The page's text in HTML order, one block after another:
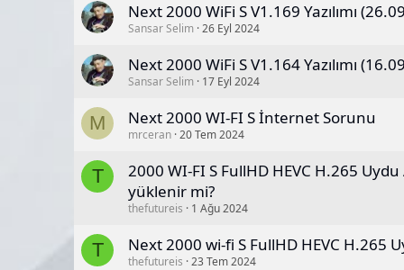
Next 2000 WiFi S V1.169 Yazılımı
Sansar Selim 26 Eyl 2024
Next 2000 WiFi S V1.164 Yazılımı
Sansar Selim 17 Eyl 2024
M Next 2000 WI-FI S İnternet Sorunu
mrceran 20 Tem 2024
T
2000 WI-FI S FullHD HEVC H.265
yüklenir mi?
thefutureis 1 Ağu 2024
T Next 2000 wi-fi S FullHD HEVC H.265
thefutureis 23 Tem 2024